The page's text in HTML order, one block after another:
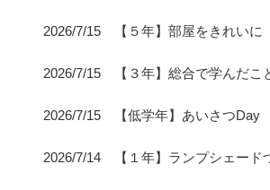
2026/7/15 【５年】部屋をきれいに
2026/7/15 【３年】総合で学んだこ
2026/7/15 【低学年】あいさつDay
2026/7/14 【１年】ランプシェード